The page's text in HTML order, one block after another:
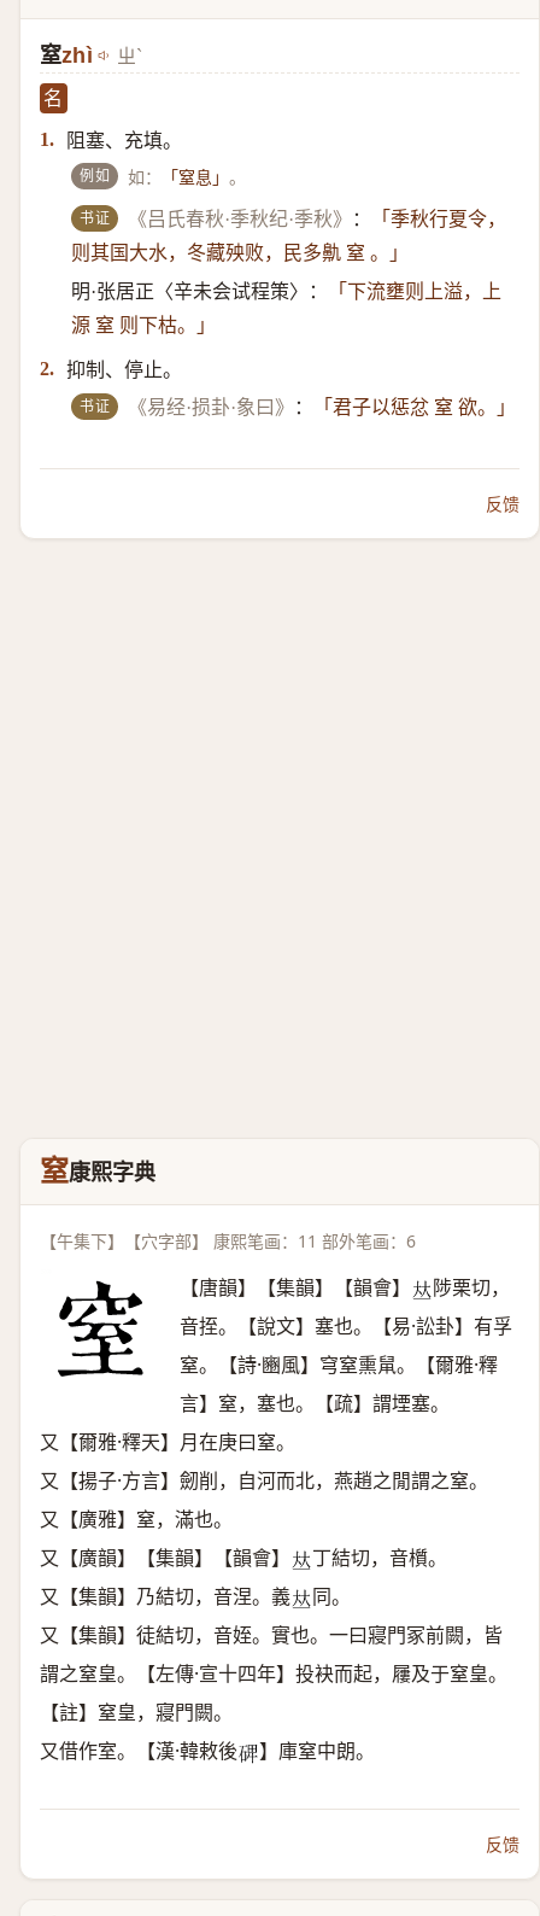
窒zhì ㄓˋ
名
1.
阻塞、充填。
例如 如： 「窒息」。
书证 《吕氏春秋·季秋纪·季秋》 ：
「季秋行夏令，
则其国大水，冬藏殃败，民多鼽 窒 。」
明·张居正〈辛未会试程策〉：
「下流壅则上溢，上
源 窒 则下枯。」
2. 抑制、停止。
书证 《易经·损卦·象曰》 ： 「君子以惩忿 窒 欲。」
反馈
窒康熙字典
【午集下】【穴字部】 康熙笔画：11 部外笔画：6
【唐韻】【集韻】【韻會】 𠀤陟栗切，
音挃。【說文】塞也。【易·訟卦】有孚
窒。【詩·豳風】穹窒熏䑕。【爾雅·釋
言】窒，塞也。【疏】謂堙塞。
又【爾雅·釋天】月在庚曰窒。
又【揚子·方言】劒削，自河而北，燕趙之閒謂之窒。
又【廣雅】窒，滿也。
又【廣韻】【集韻】【韻會】 𠀤丁結切，音櫍。
又【集韻】乃結切，音涅。義𠀤同。
又【集韻】徒結切，音姪。實也。一曰寢門冢前闕，皆
謂之窒皇。【左傳·宣十四年】投袂而起，屨及于窒皇。
【註】窒皇，寢門闕。
又借作室。【漢·韓敕後𥓓 】庫窒中朗。
反馈